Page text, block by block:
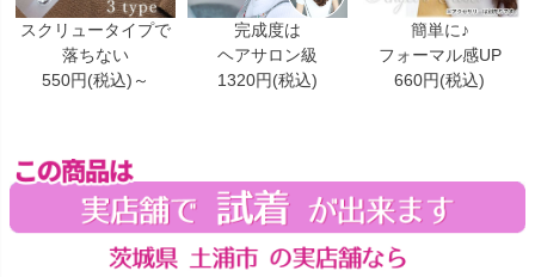
スクリュータイプで
落ちない
550円(税込)～
完成度は
ヘアサロン級
1320円(税込)
簡単に♪
フォーマル感UP
660円(税込)